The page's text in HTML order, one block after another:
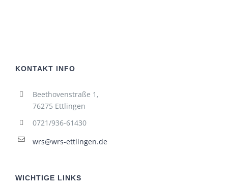
KONTAKT INFO
Beethovenstraße 1,
76275 Ettlingen
0721/936-61430
wrs@wrs-ettlingen.de
WICHTIGE LINKS